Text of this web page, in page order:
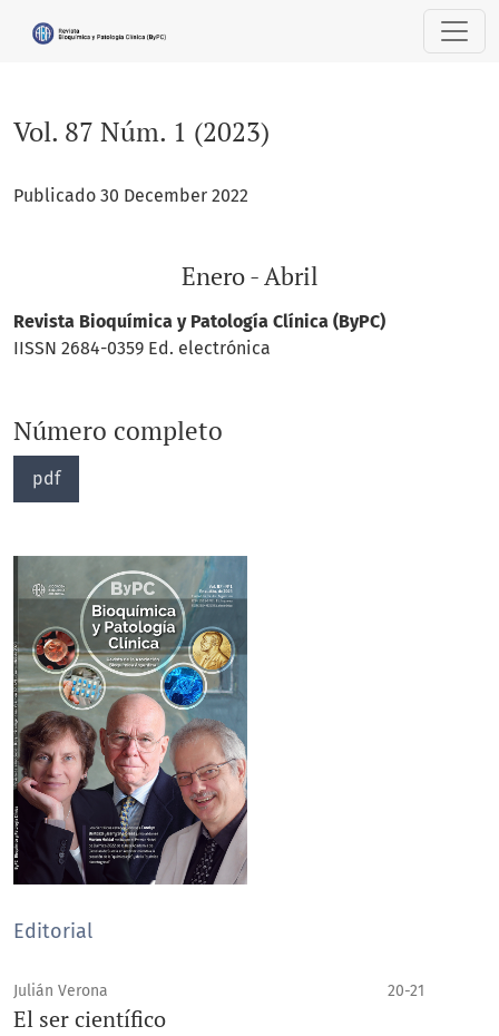
Vol. 87 Núm. 1 (2023)
Publicado 30 December 2022
Enero - Abril
Revista Bioquímica y Patología Clínica (ByPC)
IISSN 2684-0359 Ed. electrónica
Número completo
pdf
Editorial
Julián Verona 20-21
El ser científico